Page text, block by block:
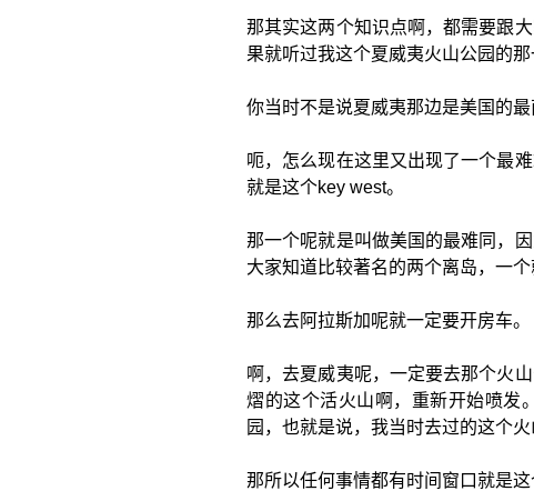
那其实这两个知识点啊，都需要跟
果就听过我这个夏威夷火山公园的
你当时不是说夏威夷那边是美国的最
呃，怎么现在这里又出现了一个最
就是这个key west。
那一个呢就是叫做美国的最难同，
大家知道比较著名的两个离岛，一
那么去阿拉斯加呢就一定要开房车。
啊，去夏威夷呢，一定要去那个火
熠的这个活火山啊，重新开始喷发
园，也就是说，我当时去过的这个
那所以任何事情都有时间窗口就是